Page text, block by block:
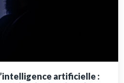
artificielle :